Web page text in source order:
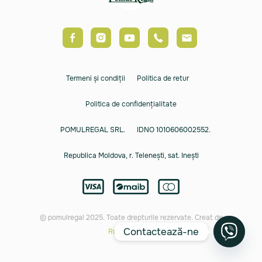
Termeni și condiții Politica de retur
Politica de confidențialitate
POMULREGAL SRL. IDNO 1010606002552.
Republica Moldova, r. Telenești, sat. Inești
© pomulregal 2025. Toate drepturile rezervate. Creat de
Rusnac Orest.
Contactează-ne